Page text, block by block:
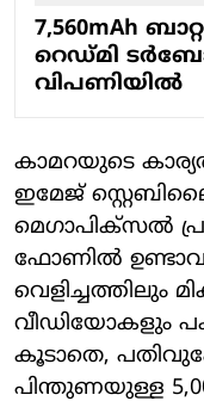
7,560mAh
റെഡ്മി
വിപണിയില്‍
കാമറയുടെ
ഇമേജ്
മെഗാപിക്‌സല്‍
ഫോണില്‍
വെളിച്ചത്തിലും
വീഡിയോകളും
കൂടാതെ,
പിന്തുണയുള്ള